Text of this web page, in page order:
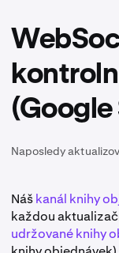
(Google
Naposledy
Náškanál knihy
každou
udržované knihy